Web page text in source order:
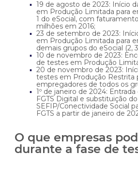
19 de agosto de 2023: Início
em Produção Limitada para
1 do eSocial, com
milhões em 2016;
23 de setembro de 2023:
em Produção Limitada para
demais grupos do eSocial (2,
10 de novembro de 2023:
de testes em Produção
20 de novembro de 2023:
testes em Produção Restrita
empregadores de todos os
1º de janeiro de 2024:
FGTS Digital e substituição do
SEFIP/Conectividade Social
FGTS a partir de janeiro de
O que empresas
durante a fase de